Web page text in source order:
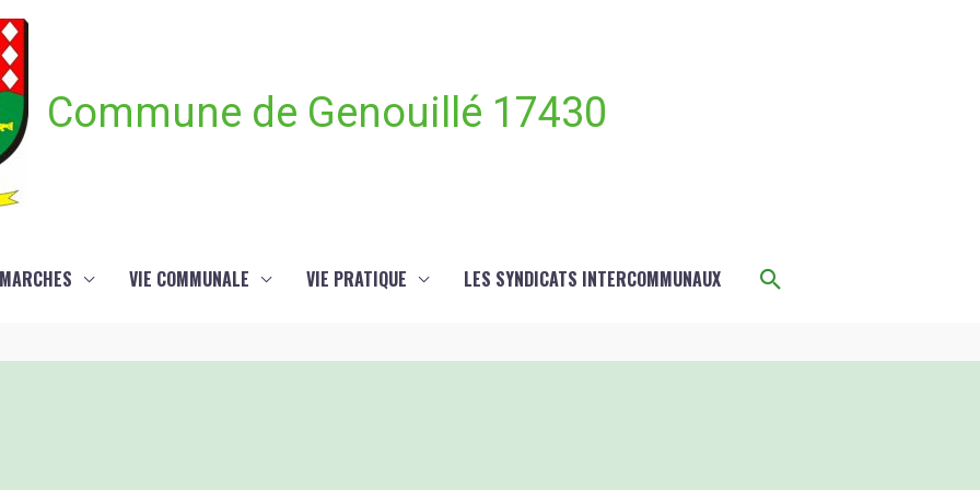
Commune de Genouillé 17430
VIE COMMUNALE VIE PRATIQUE LES SYNDICATS INTERCOMMUNAUX Rechercher